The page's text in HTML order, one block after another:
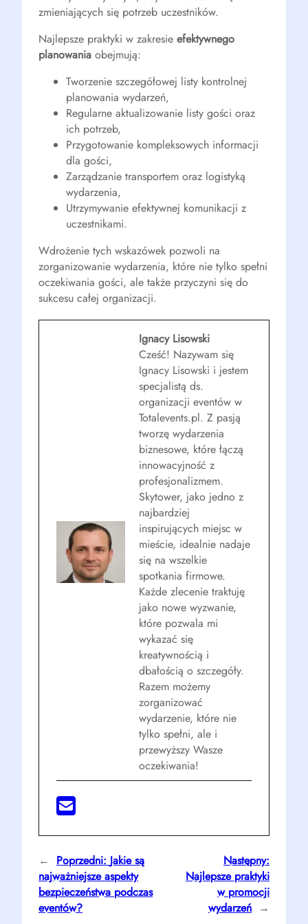
zmieniających się potrzeb uczestników.
Najlepsze praktyki w zakresie efektywnego
planowania obejmują:
Tworzenie szczegółowej listy kontrolnej
planowania wydarzeń,
Regularne aktualizowanie listy gości oraz
ich potrzeb,
Przygotowanie kompleksowych informacji
dla gości,
Zarządzanie transportem oraz logistyką
wydarzenia,
Utrzymywanie efektywnej komunikacji z
uczestnikami.
Wdrożenie tych wskazówek pozwoli na
zorganizowanie wydarzenia, które nie tylko spełni
oczekiwania gości, ale także przyczyni się do
sukcesu całej organizacji.
Ignacy Lisowski
Cześć! Nazywam się
Ignacy Lisowski i jestem
specjalistą ds.
organizacji eventów w
Totalevents.pl. Z pasją
tworzę wydarzenia
biznesowe, które łączą
innowacyjność z
profesjonalizmem.
Skytower, jako jedno z
najbardziej
inspirujących miejsc w
mieście, idealnie nadaje
się na wszelkie
spotkania firmowe.
Każde zlecenie traktuję
jako nowe wyzwanie,
które pozwala mi
wykazać się
kreatywnością i
dbałością o szczegóły.
Razem możemy
zorganizować
wydarzenie, które nie
tylko spełni, ale i
przewyższy Wasze
oczekiwania!
← Poprzedni: Jakie są
najważniejsze aspekty
bezpieczeństwa podczas
eventów?
Następny:
Najlepsze praktyki
w promocji
wydarzeń →